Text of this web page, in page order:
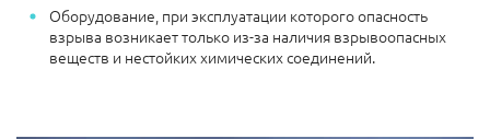
Оборудование, при эксплуатации которого опасность
взрыва возникает только из-за наличия взрывоопасных
веществ и нестойких химических соединений.